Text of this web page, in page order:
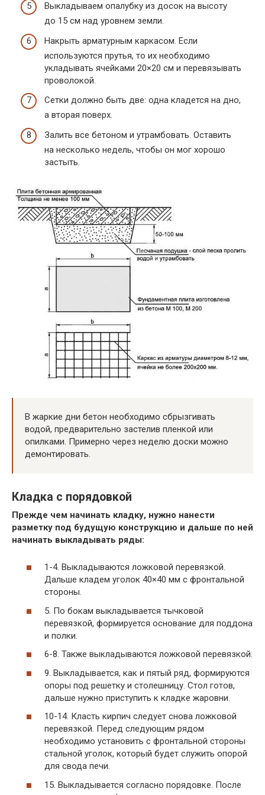
Выкладываем опалубку из досок на высоту
до 15 см над уровнем земли.
Накрыть арматурным каркасом. Если
используются прутья, то их необходимо
укладывать ячейками 20×20 см и перевязывать
проволокой.
Сетки должно быть две: одна кладется на дно,
а вторая поверх.
Залить все бетоном и утрамбовать. Оставить
на несколько недель, чтобы он мог хорошо
застыть.
В жаркие дни бетон необходимо сбрызгивать
водой, предварительно застелив пленкой или
опилками. Примерно через неделю доски можно
демонтировать.
Кладка с порядовкой
Прежде чем начинать кладку, нужно нанести
разметку под будущую конструкцию и дальше по ней
начинать выкладывать ряды:
1-4. Выкладываются ложковой перевязкой.
Дальше кладем уголок 40×40 мм с фронтальной
стороны.
5. По бокам выкладывается тычковой
перевязкой, формируется основание для поддона
и полки.
6-8. Также выкладываются ложковой перевязкой.
9. Выкладывается, как и пятый ряд, формируются
опоры под решетку и столешницу. Стол готов,
дальше нужно приступить к кладке жаровни.
10-14. Класть кирпич следует снова ложковой
перевязкой. Перед следующим рядом
необходимо установить с фронтальной стороны
стальной уголок, который будет служить опорой
для свода печи.
15. Выкладывается согласно порядовке. После